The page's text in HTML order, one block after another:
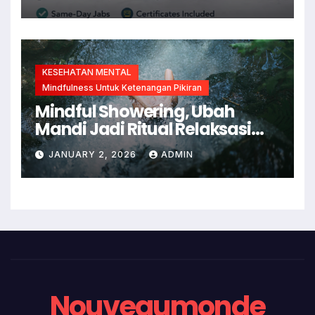
KESEHATAN MENTAL
Mindfulness Untuk Ketenangan Pikiran
Mindful Showering, Ubah
Mandi Jadi Ritual Relaksasi
dan Kesadaran Diri
JANUARY 2, 2026 ADMIN
Nouveaumonde